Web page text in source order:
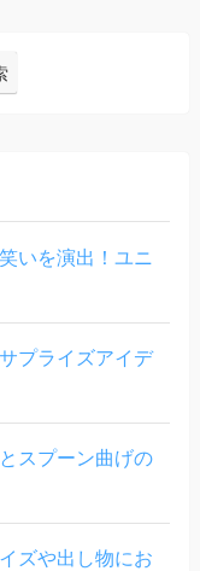
いを演出！ユニ
プライズアイデ
スプーン曲げの
ズや出し物にお